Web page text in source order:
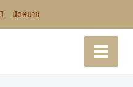
นัดหมาย